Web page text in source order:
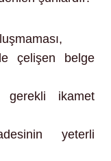
çelişen belge
gerekli ikamet
yeterli